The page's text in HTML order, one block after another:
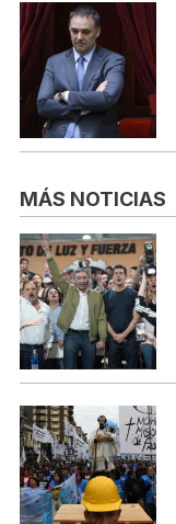
MÁS NOTICIAS